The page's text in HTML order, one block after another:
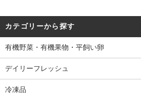
カテゴリーから探す
有機野菜・有機果物・平飼い卵
デイリーフレッシュ
冷凍品